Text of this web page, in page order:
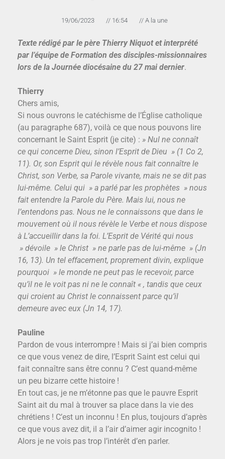
19/06/2023 // 16:54 // A la une
Texte rédigé par le père Thierry Niquot et interprété
par l’équipe de Formation des disciples-missionnaires
lors de la Journée diocésaine du 27 mai dernier.
Thierry
Chers amis,
Si nous ouvrons le catéchisme de l’Église catholique
(au paragraphe 687), voilà ce que nous pouvons lire
concernant le Saint Esprit (je cite) : » Nul ne connaît
ce qui concerne Dieu, sinon l’Esprit de Dieu » (1 Co 2,
11). Or, son Esprit qui le révèle nous fait connaître le
Christ, son Verbe, sa Parole vivante, mais ne se dit pas
lui-même. Celui qui » a parlé par les prophètes » nous
fait entendre la Parole du Père. Mais lui, nous ne
l’entendons pas. Nous ne le connaissons que dans le
mouvement où il nous révèle le Verbe et nous dispose
à L’accueillir dans la foi. L’Esprit de Vérité qui nous
» dévoile » le Christ » ne parle pas de lui-même » (Jn
16, 13). Un tel effacement, proprement divin, explique
pourquoi » le monde ne peut pas le recevoir, parce
qu’il ne le voit pas ni ne le connaît « , tandis que ceux
qui croient au Christ le connaissent parce qu’il
demeure avec eux (Jn 14, 17).
Pauline
Pardon de vous interrompre ! Mais si j’ai bien compris
ce que vous venez de dire, l’Esprit Saint est celui qui
fait connaître sans être connu ? C’est quand-même
un peu bizarre cette histoire !
En tout cas, je ne m’étonne pas que le pauvre Esprit
Saint ait du mal à trouver sa place dans la vie des
chrétiens ! C’est un inconnu ! En plus, toujours d’après
ce que vous avez dit, il a l’air d’aimer agir incognito !
Alors je ne vois pas trop l’intérêt d’en parler.